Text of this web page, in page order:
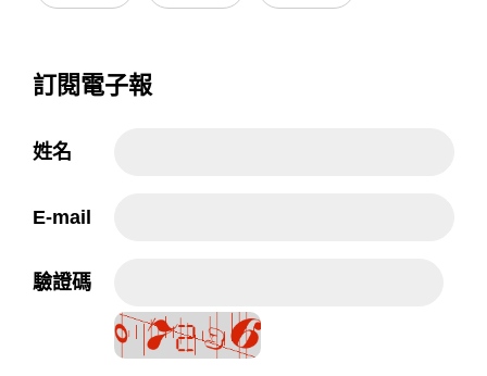
訂閱電子報
姓名
E-mail
驗證碼